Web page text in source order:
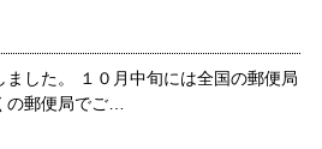
した。 １０月中旬には全国の郵便局
の郵便局でご…